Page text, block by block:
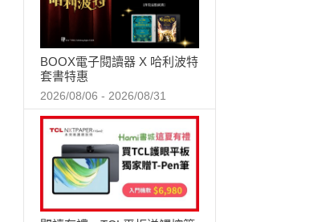
BOOX電子閱讀器 X 哈利波特
套書特惠
2026/08/06 - 2026/08/31